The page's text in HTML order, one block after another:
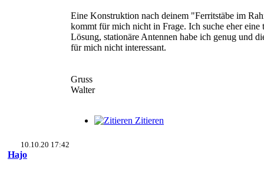
Eine Konstruktion nach deinem "Ferritstäbe im
kommt für mich nicht in Frage. Ich suche eher eine
Lösung, stationäre Antennen habe ich genug und
für mich nicht interessant.
Gruss
Walter
Zitieren
10.10.20 17:42
Hajo